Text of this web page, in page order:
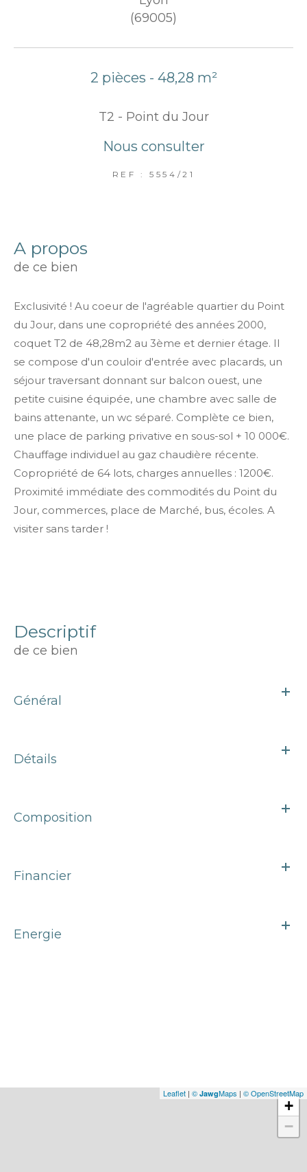
(69005)
2 pièces - 48,28 m²
T2 - Point du Jour
Nous consulter
REF : 5554/21
a propos
de ce bien
Exclusivité ! Au coeur de l'agréable quartier du Point
du Jour, dans une copropriété des années 2000,
coquet T2 de 48,28m2 au 3ème et dernier étage. Il
se compose d'un couloir d'entrée avec placards, un
séjour traversant donnant sur balcon ouest, une
petite cuisine équipée, une chambre avec salle de
bains attenante, un wc séparé. Complète ce bien,
une place de parking privative en sous-sol + 10 000€.
Chauffage individuel au gaz chaudière récente.
Copropriété de 64 lots, charges annuelles : 1200€.
Proximité immédiate des commodités du Point du
Jour, commerces, place de Marché, bus, écoles. A
visiter sans tarder !
descriptif
de ce bien
Général
Détails
Composition
Financier
Energie
+
−
Leaflet | © JawgMaps | © OpenStreetMap